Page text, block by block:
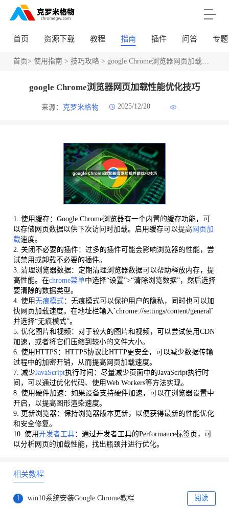
首页 资源下载 教程 指南 插件 问答 专题
首页> 使用指南 > 技巧攻略> google Chrome浏览器网页加载性能优化技巧
google Chrome浏览器网页加载性能优化技巧
来源： 克罗米格物 2025/12/20
1. 使用缓存：Google Chrome浏览器有一个内置的缓存功能，可
以存储网页数据以供下次访问时加载。启用缓存可以提高 网页加
载速度。
2. 关闭不必要的插件：过多的插件可能会影响浏览器的性能，尝
试禁用或卸载不必要的插件。
3. 清理浏览器数据：定期清理浏览器数据可以帮助释放内存，提
高性能。在chrome菜单中选择“设置”>“清除浏览数据”，然后选择
要清除的数据类型。
4. 使用无痕模式：无痕模式可以保护用户的隐私，同时也可以加
快网页加载速度。在地址栏输入`chrome://settings/content/general`
并选择“无痕模式”。
5. 优化图片和视频：对于较大的图片和视频，可以尝试使用CDN
加速，或者将它们压缩到较小的文件大小。
6. 使用HTTPS：HTTPS协议比HTTP更安全，可以减少数据传输
过程中的加密开销，从而提高网页加载速度。
7. 减少JavaScript执行时间：尽量减少页面中的JavaScript执行时
间，可以通过优化代码、使用Web Workers等方法实现。
8. 使用硬件加速：如果设备支持硬件加速，可以在浏览器设置中
开启，以提高图形渲染速度。
9. 更新浏览器：保持浏览器版本更新，以便获得最新的性能优化
和安全修复。
10. 使用开发者工具：通过开发者工具的Performance标签页，可
以分析网页的加载性能，找出瓶颈并进行优化。
相关教程
1 win10系统安装Google Chrome教程 阅读